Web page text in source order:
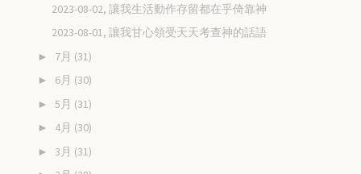
2023-08-02, 讓我生活動作存留都在乎倚靠神
2023-08-01, 讓我甘心領受天天考查神的話語
► 7月 (31)
► 6月 (30)
► 5月 (31)
► 4月 (30)
► 3月 (31)